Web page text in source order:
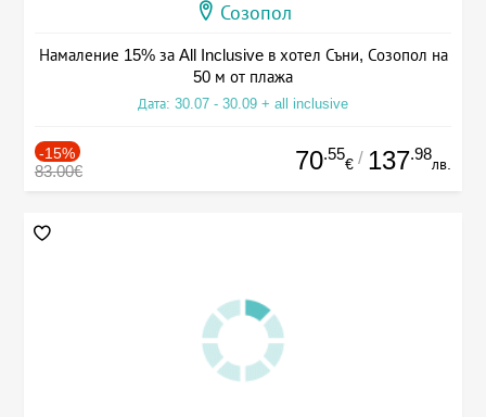
Созопол
Намаление 15% за All Inclusive в хотел Съни, Созопол на
50 м от плажа
Дата: 30.07 - 30.09 + all inclusive
-15%
83.00€ 70.55
€ / 137.98
лв.